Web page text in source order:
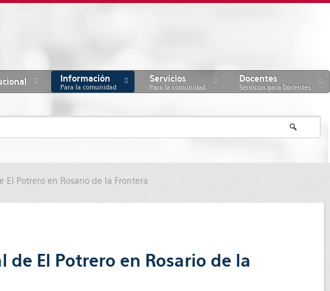
Información
Para la comunidad
Servicios
Para la comunidad
Docentes
Servicios para Docentes
Potrero en Rosario de la Frontera
El Potrero en Rosario de la